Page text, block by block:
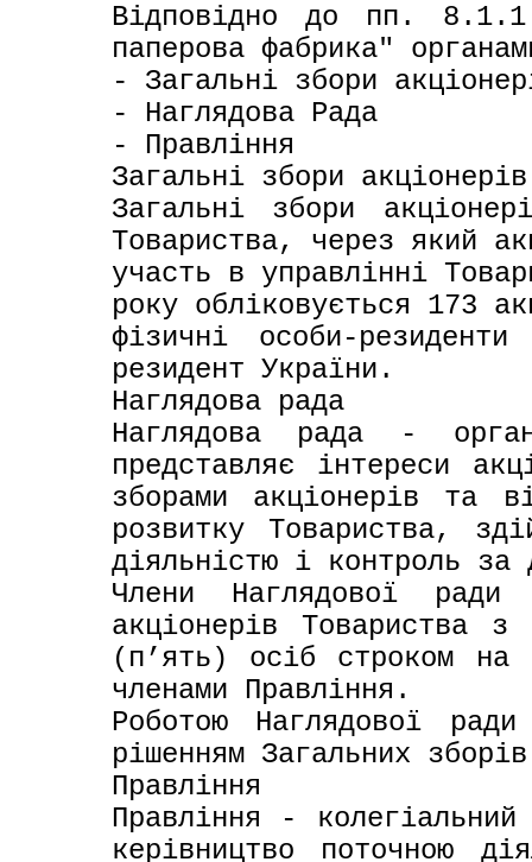
Відповідно до пп.
паперова фабрика"
- Загальні збори
- Наглядова Рада
- Правління
Загальні збори акціонерів
Загальні збори
Товариства, через який
участь в управлінні
року обліковується 173
фізичні особи-
резидент України.
Наглядова рада
Наглядова рада -
представляє інтереси
зборами акціонерів та
розвитку Товариства,
діяльністю і контроль за
Члени Наглядової ради
акціонерів Товариства
(п’ять) осіб строком
членами Правління.
Роботою Наглядової
рішенням Загальних
Правління
Правління -
керівництво поточною